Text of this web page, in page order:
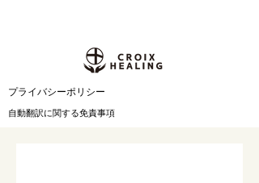
​プライバシーポリシー
自動翻訳に関する免責事項